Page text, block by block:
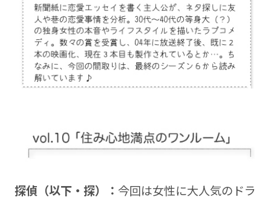
探偵（以下・探）： 今回は女性に大人気のドラ